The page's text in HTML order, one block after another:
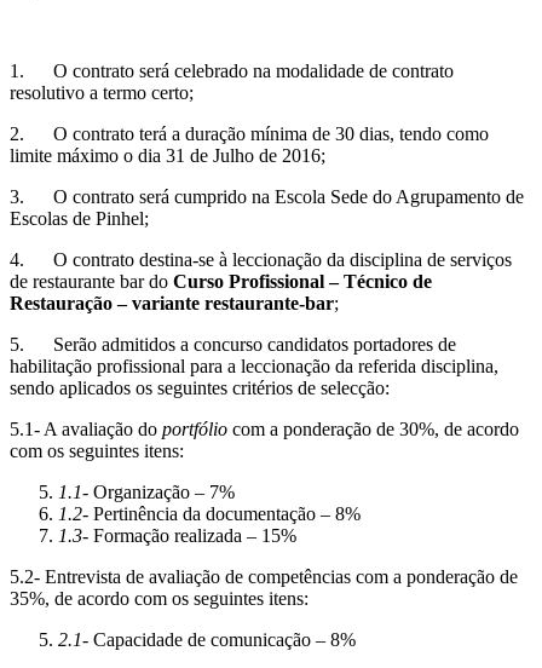
1. O contrato será celebrado na modalidade de contrato
resolutivo a termo certo;
2. O contrato terá a duração mínima de 30 dias, tendo como
limite máximo o dia 31 de Julho de 2016;
3. O contrato será cumprido na Escola Sede do Agrupamento de
Escolas de Pinhel;
4. O contrato destina-se à leccionação da disciplina de serviços
de restaurante bar do Curso Profissional – Técnico de
Restauração – variante restaurante-bar;
5. Serão admitidos a concurso candidatos portadores de
habilitação profissional para a leccionação da referida disciplina,
sendo aplicados os seguintes critérios de selecção:
5.1- A avaliação do portfólio com a ponderação de 30%, de acordo
com os seguintes itens:
1.1- Organização – 7%
1.2- Pertinência da documentação – 8%
1.3- Formação realizada – 15%
5.2- Entrevista de avaliação de competências com a ponderação de
35%, de acordo com os seguintes itens:
2.1- Capacidade de comunicação – 8%